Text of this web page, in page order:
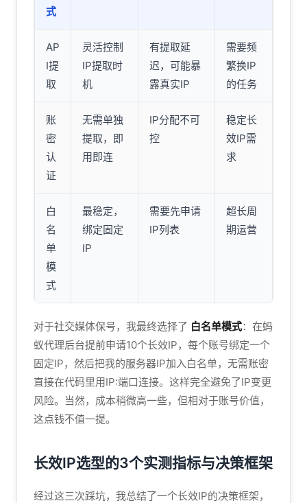
式
AP
I提
取
灵活控制
IP提取时
机
有提取延
迟，可能暴
露真实IP
需要频
繁换IP
的任务
账
密
认
证
无需单独
提取，即
用即连
IP分配不可
控
稳定长
效IP需
求
白
名
单
模
式
最稳定，
绑定固定
IP
需要先申请
IP列表
超长周
期运营
对于社交媒体保号，我最终选择了 白名单模式：在蚂
蚁代理后台提前申请10个长效IP，每个账号绑定一个
固定IP，然后把我的服务器IP加入白名单，无需账密
直接在代码里用IP:端口连接。这样完全避免了IP变更
风险。当然，成本稍微高一些，但相对于账号价值，
这点钱不值一提。
长效IP选型的3个实测指标与决策框架
经过这三次踩坑，我总结了一个长效IP的决策框架，